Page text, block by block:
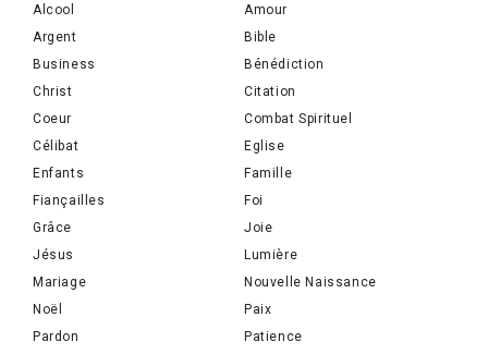
Alcool
Amour
Argent
Bible
Business
Bénédiction
Christ
Citation
Coeur
Combat Spirituel
Célibat
Eglise
Enfants
Famille
Fiançailles
Foi
Grâce
Joie
Jésus
Lumière
Mariage
Nouvelle Naissance
Noël
Paix
Pardon
Patience